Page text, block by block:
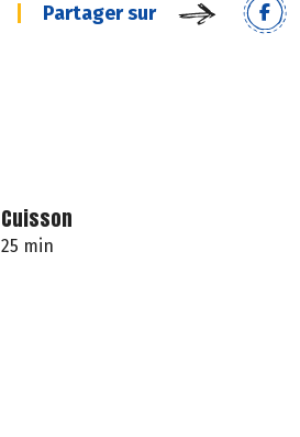
Partager sur
Cuisson
25 min